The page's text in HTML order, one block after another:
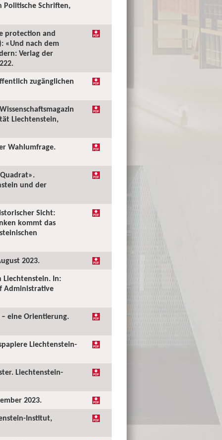
Politische Schriften,
protection and
«Und nach dem
Verlag der
zugänglichen
Liechtenstein,
Wahlumfrage.
und der
Sicht:
kommt das
2023.
Liechtenstein. In:
Administrative
eine Orientierung.
Liechtenstein-
Liechtenstein-
2023.
Institut,